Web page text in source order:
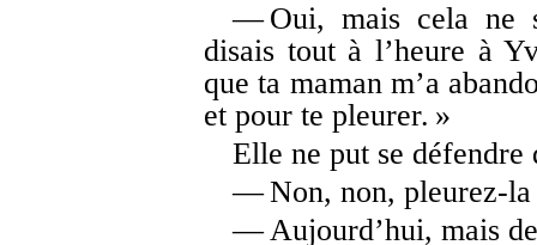
— Oui, mais cela ne
disais tout à l’heure à
que ta maman m’a
et pour te pleurer. »
Elle ne put se défendre
— Non, non, pleurez-la
— Aujourd’hui, mais